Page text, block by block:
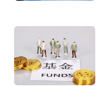
有必要过
决定了政策